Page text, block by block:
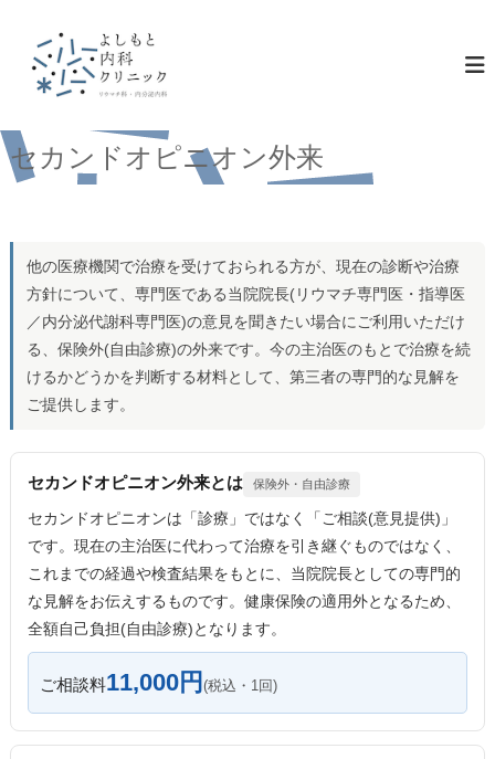
へ
ス
キセカンドオピニオン外来
他の医療機関で治療を受けておられる方が、現在の診断や治療
方針について、専門医である当院院長(リウマチ専門医・指導医
／内分泌代謝科専門医)の意見を聞きたい場合にご利用いただけ
る、保険外(自由診療)の外来です。今の主治医のもとで治療を続
けるかどうかを判断する材料として、第三者の専門的な見解を
ご提供します。
セカンドオピニオン外来とは 保険外・自由診療
セカンドオピニオンは「診療」ではなく「ご相談(意見提供)」
です。現在の主治医に代わって治療を引き継ぐものではなく、
これまでの経過や検査結果をもとに、当院院長としての専門的
な見解をお伝えするものです。健康保険の適用外となるため、
全額自己負担(自由診療)となります。
ご相談料11,000円 (税込・1回)